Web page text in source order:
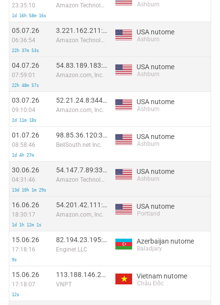
23:35:10
1d 16h 58m 16s
Amazon Technologies Inc. Ashburn
05.07.26
06:36:54
22h 37m 53s
3.221.162.211:20431
Amazon Technologies Inc.
USA nutome
Ashburn
04.07.26
07:59:01
22h 48m 57s
54.83.189.183:24619
Amazon.com, Inc.
USA nutome
Ashburn
03.07.26
09:10:04
2d 11m 18s
52.21.24.8:34491
Amazon.com, Inc.
USA nutome
Ashburn
01.07.26
08:58:46
1d 4h 27m
98.85.36.120:35586
BellSouth.net Inc.
USA nutome
Ashburn
30.06.26
04:31:46
13d 10h 1m 29s
54.147.7.89:3356
Amazon Technologies Inc.
USA nutome
Ashburn
16.06.26
18:30:17
1d 1h 12m 1s
54.201.42.111:54905
Amazon.com, Inc.
USA nutome
Portland
15.06.26
17:18:16
9s
82.194.23.195:40178
Enginet LLC
Azerbaijan nutome
Baladjary
15.06.26
17:18:07
12s
113.188.146.206:58606
VNPT
Vietnam nutome
Châu Đốc